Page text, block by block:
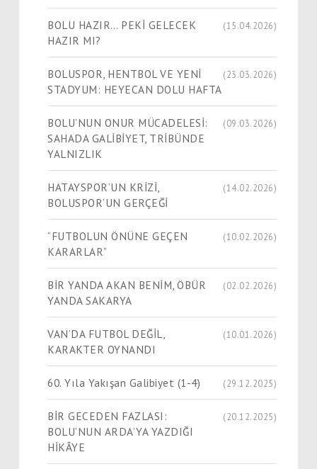
BOLU HAZIR… PEKİ GELECEK
HAZIR MI?
(15.04.2026)
BOLUSPOR, HENTBOL VE YENİ
STADYUM: HEYECAN DOLU HAFTA
(23.03.2026)
BOLU’NUN ONUR MÜCADELESİ:
SAHADA GALİBİYET, TRİBÜNDE
YALNIZLIK
(09.03.2026)
HATAYSPOR’UN KRİZİ,
BOLUSPOR’UN GERÇEĞİ
(14.02.2026)
“FUTBOLUN ÖNÜNE GEÇEN
KARARLAR”
(10.02.2026)
BİR YANDA AKAN BENİM, ÖBÜR
YANDA SAKARYA
(02.02.2026)
VAN’DA FUTBOL DEĞİL,
KARAKTER OYNANDI
(10.01.2026)
60. Yıla Yakışan Galibiyet (1-4) (29.12.2025)
BİR GECEDEN FAZLASI:
BOLU’NUN ARDA’YA YAZDIĞI
HİKÂYE
(20.12.2025)